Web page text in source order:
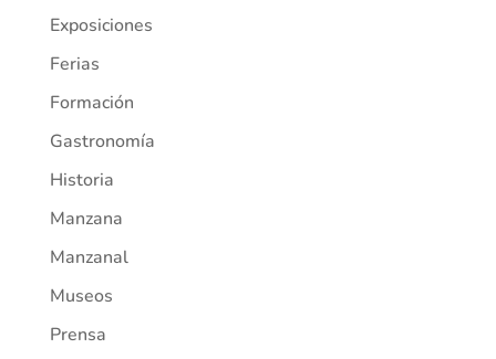
Exposiciones
Ferias
Formación
Gastronomía
Historia
Manzana
Manzanal
Museos
Prensa